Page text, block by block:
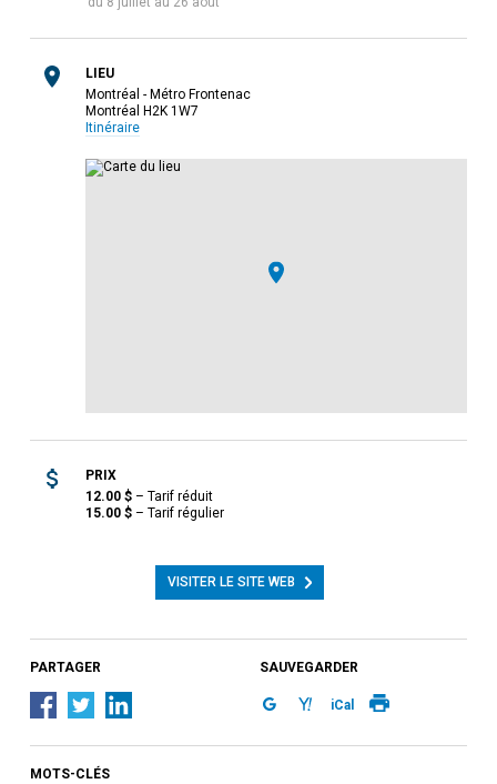
LIEU
Montréal - Métro Frontenac
Montréal H2K 1W7
Itinéraire
PRIX
12.00$– Tarif réduit
15.00$– Tarif régulier
VISITER LE SITE WEB
PARTAGER SAUVEGARDER
iCal
MOTS-CLÉS